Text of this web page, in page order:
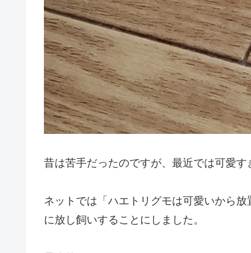
昔は苦手だったのですが、最近では可愛す
ネットでは「ハエトリグモは可愛いから
に放し飼いすることにしました。